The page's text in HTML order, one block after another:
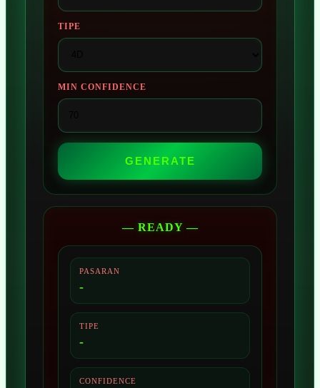
TIPE
MIN CONFIDENCE
GENERATE
— READY —
PASARAN
-
TIPE
-
CONFIDENCE